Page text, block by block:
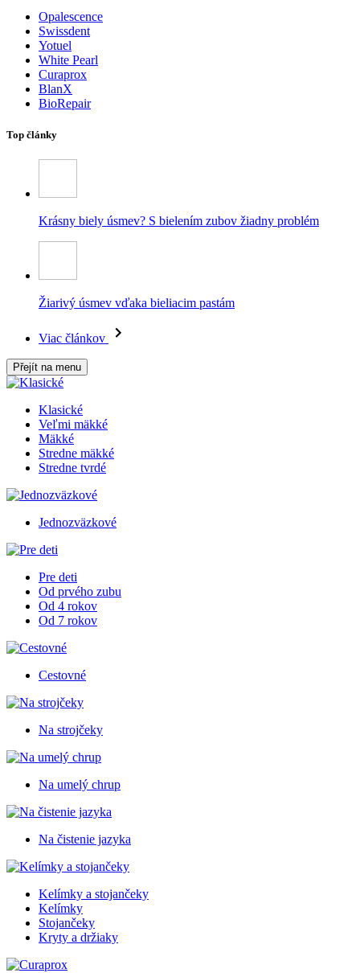
Opalescence
Swissdent
Yotuel
White Pearl
Curaprox
BlanX
BioRepair
Top články
Krásny biely úsmev? S bielením zubov žiadny problém
Žiarivý úsmev vďaka bieliacim pastám
Viac článkov
Přejít na menu
Klasické
Veľmi mäkké
Mäkké
Stredne mäkké
Stredne tvrdé
Jednozväzkové
Pre deti
Od prvého zubu
Od 4 rokov
Od 7 rokov
Cestovné
Na strojčeky
Na umelý chrup
Na čistenie jazyka
Kelímky a stojančeky
Kelímky
Stojančeky
Kryty a držiaky